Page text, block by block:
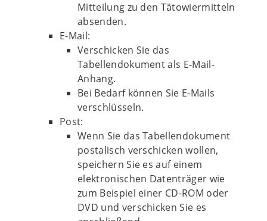
Mitteilung zu den Tätowiermitteln
absenden.
E-Mail:
Verschicken Sie das
Tabellendokument als E-Mail-
Anhang.
Bei Bedarf können Sie E-Mails
verschlüsseln.
Post:
Wenn Sie das Tabellendokument
postalisch verschicken wollen,
speichern Sie es auf einem
elektronischen Datenträger wie
zum Beispiel einer CD-ROM oder
DVD und verschicken Sie es